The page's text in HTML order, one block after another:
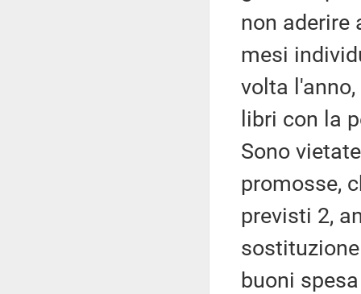
non aderire
mesi
volta
libri con la
Sono
promosse,
previsti 2,
buoni